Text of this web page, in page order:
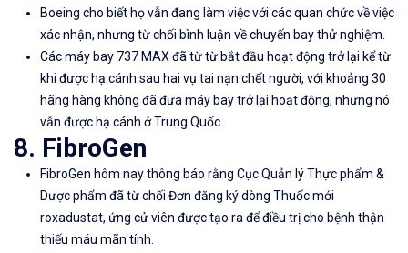
Boeing cho biết họ vẫn đang làm việc với các quan chức về việc
xác nhận, nhưng từ chối bình luận về chuyến bay thử nghiệm.
Các máy bay 737 MAX đã từ từ bắt đầu hoạt động trở lại kể từ
khi được hạ cánh sau hai vụ tai nạn chết người, với khoảng 30
hãng hàng không đã đưa máy bay trở lại hoạt động, nhưng nó
vẫn được hạ cánh ở Trung Quốc.
8. FibroGen
FibroGen hôm nay thông báo rằng Cục Quản lý Thực phẩm &
Dược phẩm đã từ chối Đơn đăng ký dòng Thuốc mới
roxadustat, ứng cử viên được tạo ra để điều trị cho bệnh thận
thiếu máu mãn tính.